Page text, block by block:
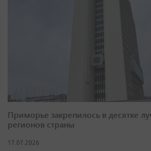
Приморье закрепилось в десятке
регионов страны
17.07.2026